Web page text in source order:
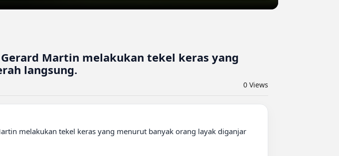
Martin melakukan tekel keras yang
langsung.
0 Views